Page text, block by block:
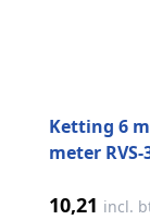
Ketting 6
meter RVS-
10,21 incl.